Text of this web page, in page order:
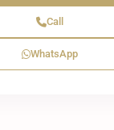
Call
WhatsApp